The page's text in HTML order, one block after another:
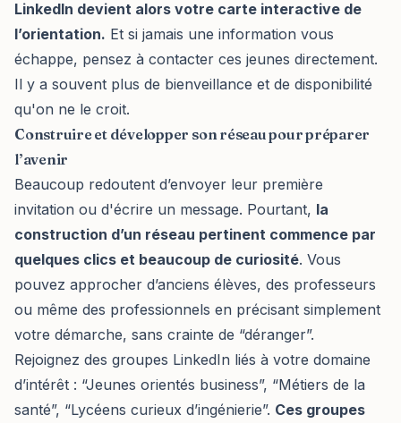
LinkedIn devient alors votre carte interactive de
l’orientation. Et si jamais une information vous
échappe, pensez à contacter ces jeunes directement.
Il y a souvent plus de bienveillance et de disponibilité
qu'on ne le croit.
Construire et développer son réseau pour préparer
l’avenir
Beaucoup redoutent d’envoyer leur première
invitation ou d'écrire un message. Pourtant, la
construction d’un réseau pertinent commence par
quelques clics et beaucoup de curiosité. Vous
pouvez approcher d’anciens élèves, des professeurs
ou même des professionnels en précisant simplement
votre démarche, sans crainte de “déranger”.
Rejoignez des groupes LinkedIn liés à votre domaine
d’intérêt : “Jeunes orientés business”, “Métiers de la
santé”, “Lycéens curieux d’ingénierie”. Ces groupes